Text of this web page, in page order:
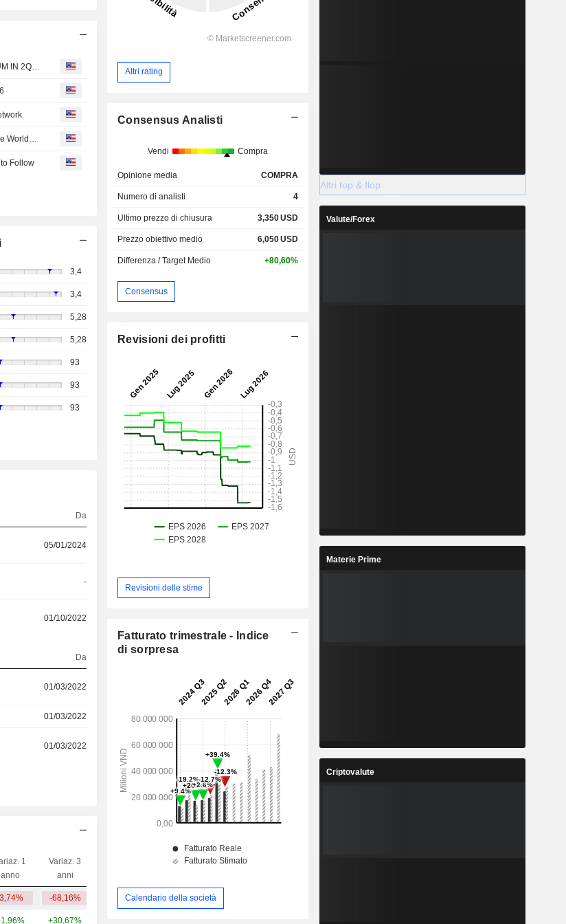
VinFast Auto : CONTINUES STRONG GLOBAL DELIVERY MOMENTUM IN 2Q26
How the VinFast Ecosystem Is Making Electric Mobility More Accessible Worldwide
Follow
3,4
3,4
5,28
5,28
93
93
93
Da
05/01/2024
-
01/10/2022
Da
01/03/2022
01/03/2022
01/03/2022
1
anno
Variaz. 3
anni
-68,16% 7,84 Mrd
+30,67%
Altri rating
Consensus Analisti
Vendi Compra
Opinione media COMPRA
Numero di analisti 4
Ultimo prezzo di chiusura 3,350USD
Prezzo obiettivo medio 6,050USD
Differenza / Target Medio +80,60%
Consensus
Revisioni dei profitti
Revisioni delle stime
Fatturato trimestrale - Indice
di sorpresa
Calendario della società
Altri top & flop
Valute/Forex
Materie Prime
Criptovalute